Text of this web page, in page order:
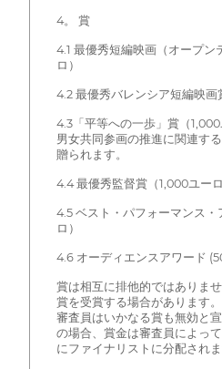
4。 賞
4.1 最優秀短編映画（オープン
ロ）
4.2 最優秀バレンシア短編映画
4.3「平等への一歩」賞（1,000
男女共同参画の推進に関連す
贈られます。
4.4 最優秀監督賞（1,000ユーロ
4.5 ベスト・パフォーマンス・
ロ）
4.6 オーディエンスアワード
賞は相互に排他的ではありま
賞を受賞する場合があります。
審査員はいかなる賞も無効と
の場合、賞金は審査員によっ
にファイナリストに分配されま